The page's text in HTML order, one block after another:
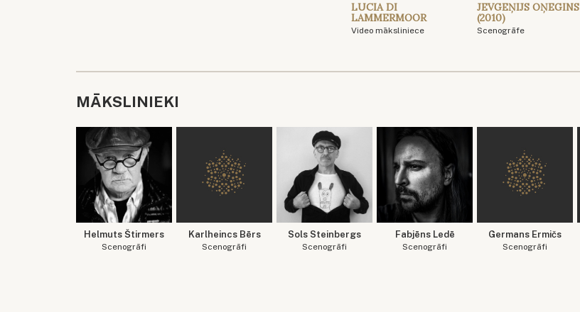
LUCIA DI
LAMMERMOOR
Video māksliniece
JEVGEŅIJS OŅEGINS
(2010)
Scenogrāfe
MĀKSLINIEKI
Helmuts Štirmers
Scenogrāfi
Karlheincs Bērs
Scenogrāfi
Sols Steinbergs
Scenogrāfi
Fabjēns Ledē
Scenogrāfi
Germans Ermičs
Scenogrāfi